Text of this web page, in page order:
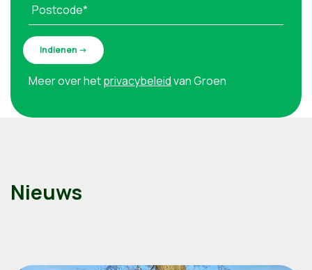
Postcode*
Meer over hetprivacybeleidvan Groen
Nieuws